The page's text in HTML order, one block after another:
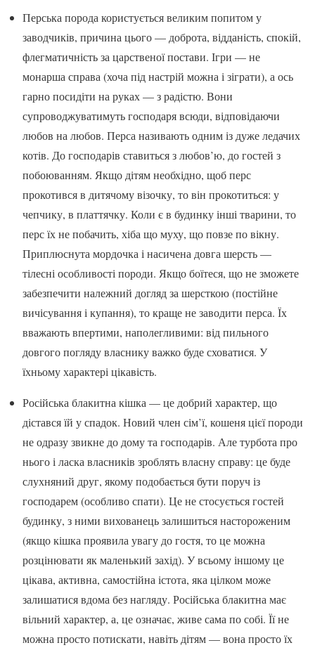
Перська порода користується великим попитом у
заводчиків, причина цього — доброта, відданість, спокій,
флегматичність за царственої постави. Ігри — не
монарша справа (хоча під настрій можна і зіграти), а ось
гарно посидіти на руках — з радістю. Вони
супроводжуватимуть господаря всюди, відповідаючи
любов на любов. Перса називають одним із дуже ледачих
котів. До господарів ставиться з любов’ю, до гостей з
побоюванням. Якщо дітям необхідно, щоб перс
прокотився в дитячому візочку, то він прокотиться: у
чепчику, в платтячку. Коли є в будинку інші тварини, то
перс їх не побачить, хіба що муху, що повзе по вікну.
Приплюснута мордочка і насичена довга шерсть —
тілесні особливості породи. Якщо боїтеся, що не зможете
забезпечити належний догляд за шерсткою (постійне
вичісування і купання), то краще не заводити перса. Їх
вважають впертими, наполегливими: від пильного
довгого погляду власнику важко буде сховатися. У
їхньому характері цікавість.
Російська блакитна кішка — це добрий характер, що
дістався їй у спадок. Новий член сім’ї, кошеня цієї породи
не одразу звикне до дому та господарів. Але турбота про
нього і ласка власників зроблять власну справу: це буде
слухняний друг, якому подобається бути поруч із
господарем (особливо спати). Це не стосується гостей
будинку, з ними вихованець залишиться настороженим
(якщо кішка проявила увагу до гостя, то це можна
розцінювати як маленький захід). У всьому іншому це
цікава, активна, самостійна істота, яка цілком може
залишатися вдома без нагляду. Російська блакитна має
вільний характер, а, це означає, живе сама по собі. Її не
можна просто потискати, навіть дітям — вона просто їх